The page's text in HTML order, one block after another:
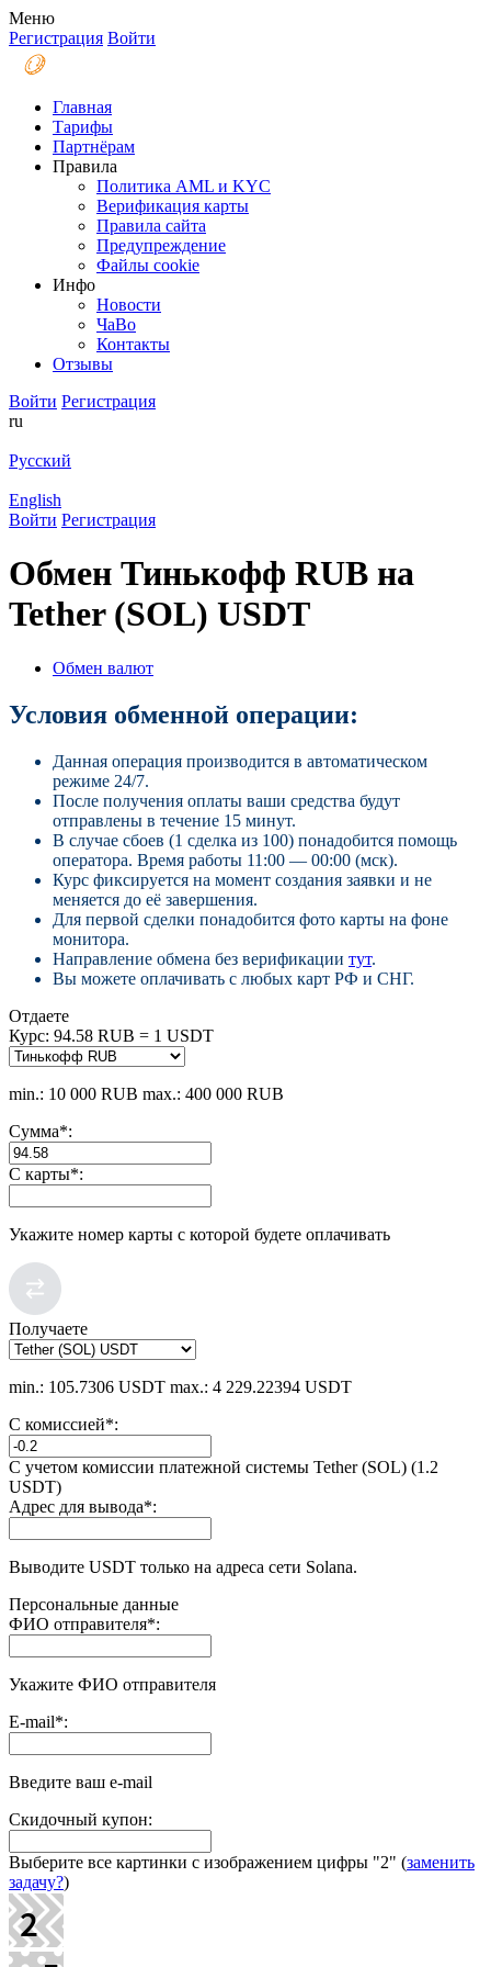
Меню
Регистрация Войти
Главная
Тарифы
Партнёрам
Правила
Политика AML и KYC
Верификация карты
Правила сайта
Предупреждение
Файлы coоkie
Инфо
Новости
ЧаВо
Контакты
Отзывы
Войти Регистрация
ru
Русский
English
Войти Регистрация
Обмен Тинькофф RUB на
Tether (SOL) USDT
Обмен валют
Условия обменной операции:
Данная операция производится в автоматическом
режиме 24/7.
После получения оплаты ваши средства будут
отправлены в течение 15 минут.
В случае сбоев (1 сделка из 100) понадобится помощь
оператора. Время работы 11:00 — 00:00 (мск).
Курс фиксируется на момент создания заявки и не
меняется до её завершения.
Для первой сделки понадобится фото карты на фоне
монитора.
Направление обмена без верификации тут.
Вы можете оплачивать с любых карт РФ и СНГ.
Отдаете
Курс: 94.58 RUB = 1 USDT
min.: 10 000 RUB max.: 400 000 RUB
Сумма*:
С карты*:
Укажите номер карты с которой будете оплачивать
Получаете
min.: 105.7306 USDT max.: 4 229.22394 USDT
С комиссией*:
С учетом комиссии платежной системы Tether (SOL) (1.2
USDT)
Адрес для вывода*:
Выводите USDT только на адреса сети Solana.
Персональные данные
ФИО отправителя*:
Укажите ФИО отправителя
E-mail*:
Введите ваш e-mail
Скидочный купон:
Выберите все картинки с изображением цифры "2" (заменить
задачу?)